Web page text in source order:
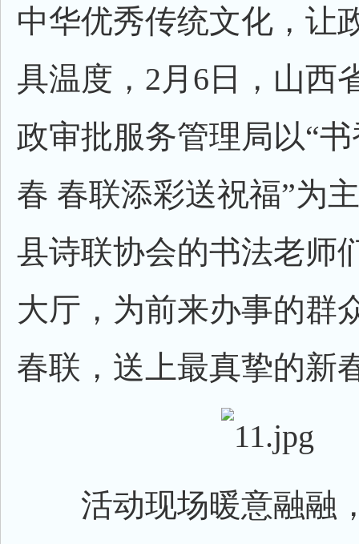
中华优秀传统文化，让
具温度，2月6日，山西
政审批服务管理局以“
春 春联添彩送祝福”为
县诗联协会的书法老师
大厅，为前来办事的群
春联，送上最真挚的新
活动现场暖意融融